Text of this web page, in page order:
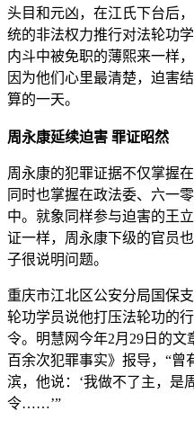
头目和元凶，在江氏下台后
统的非法权力推行对法轮功
内斗中被免职的薄熙来一样
因为他们心里最清楚，迫害
算的一天。
周永康延续迫害 罪证昭然
周永康的犯罪证据不仅掌握
同时也掌握在政法委、六一
中。就象同样参与迫害的王
证一样，周永康下级的官员
子很说明问题。
重庆市江北区公安分局国保
轮功学员说他打压法轮功的
令。明慧网今年2月29日的文
百余次犯罪事实》报导，“曾
滨，他说：‘我做不了主，是
令……’”